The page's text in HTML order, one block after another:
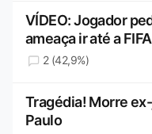
VÍDEO: Jogador
ameaça ir até a
2 (42,9%)
Tragédia! Morre
Paulo